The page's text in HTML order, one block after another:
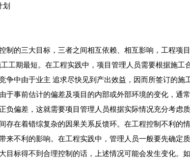
划
的三大目标，三者之间相互依赖、相互影响，工程项
工期最短。在工程实践中，项目管理人员需要根据施工
争中由于业主 追求尽快见到产出效益，因而所签订的施
于事前估计的偏差及项目的内部或外部环境的变化，通
负偏差，这就需要项目管理人员根据实际情况充分考虑
存在着错综复杂的因果关系反馈环。在工程控制不利的
不利的影响。在工程实践中，管理人员一般要先确定
目标得不到合理控制的话，上述情况可能会发生变化。